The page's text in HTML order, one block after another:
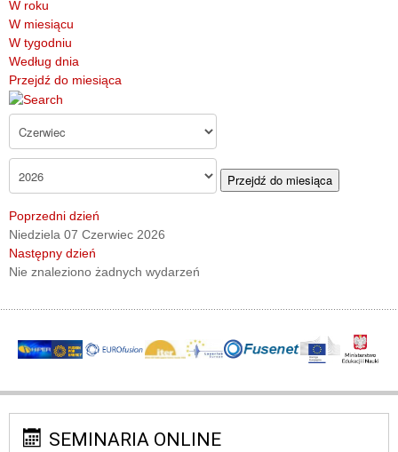
W roku
W miesiącu
W tygodniu
Według dnia
Przejdź do miesiąca
Przejdź do miesiąca
Poprzedni dzień
Niedziela 07 Czerwiec 2026
Następny dzień
Nie znaleziono żadnych wydarzeń
SEMINARIA ONLINE